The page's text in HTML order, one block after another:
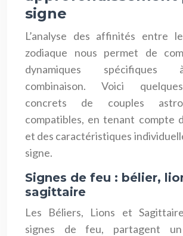
signe
L’analyse des affinités entre
zodiaque nous permet de
dynamiques spécifiques
combinaison. Voici
concrets de couples
compatibles, en tenant compte
et des caractéristiques
signe.
Signes de feu : bélier,
sagittaire
Les Béliers, Lions et
signes de feu, partagent